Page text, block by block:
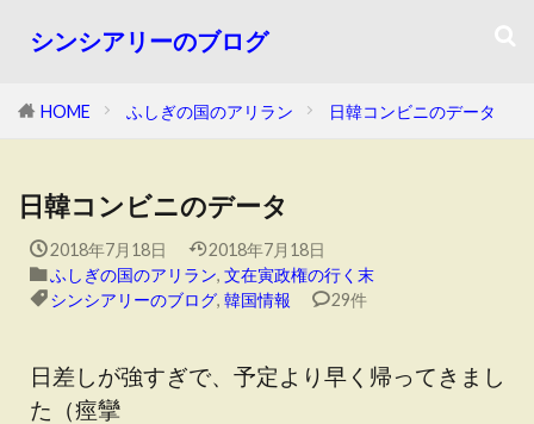
シンシアリーのブログ
HOME ふしぎの国のアリラン 日韓コンビニのデータ
日韓コンビニのデータ
2018年7月18日
2018年7月18日
ふしぎの国のアリラン, 文在寅政権の行く末
シンシアリーのブログ, 韓国情報 29件
日差しが強すぎで、予定より早く帰ってきまし
た（痙攣